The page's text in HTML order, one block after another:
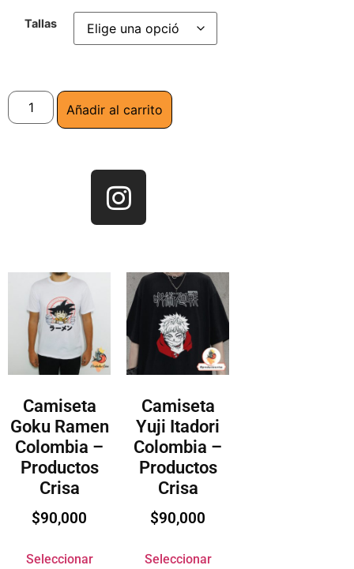
Tallas
Añadir al carrito
Camiseta
Goku Ramen
Colombia –
Productos
Crisa
$90,000
Seleccionar
Camiseta
Yuji Itadori
Colombia –
Productos
Crisa
$90,000
Seleccionar